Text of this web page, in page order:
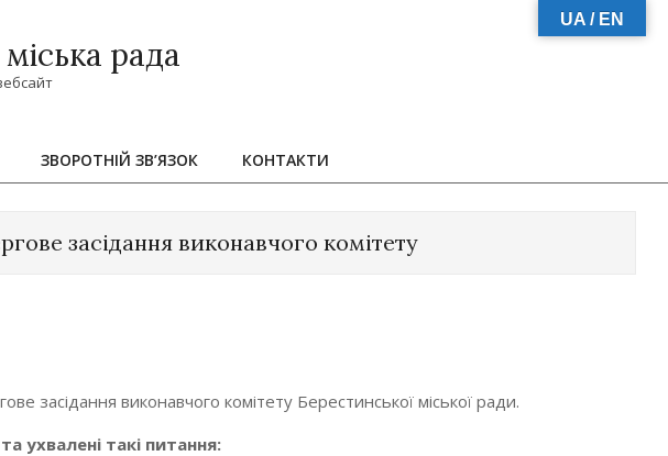
рада
ЗВОРОТНІЙ ЗВ’ЯЗОК КОНТАКТИ
засідання виконавчого комітету
засідання виконавчого комітету Берестинської міської ради.
ухвалені такі питання:
UA / EN